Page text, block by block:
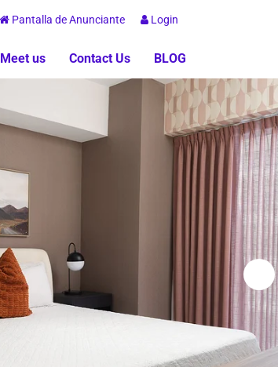
Pantalla de Anunciante Login
Meet us Contact Us BLOG